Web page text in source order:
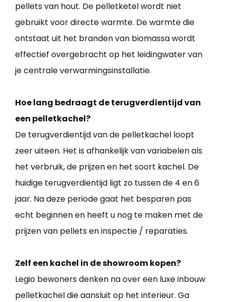
pellets van hout. De pelletketel wordt niet
gebruikt voor directe warmte. De warmte die
ontstaat uit het branden van biomassa wordt
effectief overgebracht op het leidingwater van
je centrale verwarmingsinstallatie.
Hoe lang bedraagt de terugverdientijd van
een pelletkachel?
De terugverdientijd van de pelletkachel loopt
zeer uiteen. Het is afhankelijk van variabelen als
het verbruik, de prijzen en het soort kachel. De
huidige terugverdientijd ligt zo tussen de 4 en 6
jaar. Na deze periode gaat het besparen pas
echt beginnen en heeft u nog te maken met de
prijzen van pellets en inspectie / reparaties.
Zelf een kachel in de showroom kopen?
Legio bewoners denken na over een luxe inbouw
pelletkachel die aansluit op het interieur. Ga